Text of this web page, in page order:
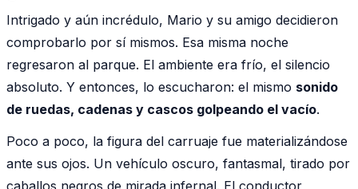
Intrigado y aún incrédulo, Mario y su amigo decidieron
comprobarlo por sí mismos. Esa misma noche
regresaron al parque. El ambiente era frío, el silencio
absoluto. Y entonces, lo escucharon: el mismo sonido
de ruedas, cadenas y cascos golpeando el vacío.
Poco a poco, la figura del carruaje fue materializándose
ante sus ojos. Un vehículo oscuro, fantasmal, tirado por
caballos negros de mirada infernal. El conductor,